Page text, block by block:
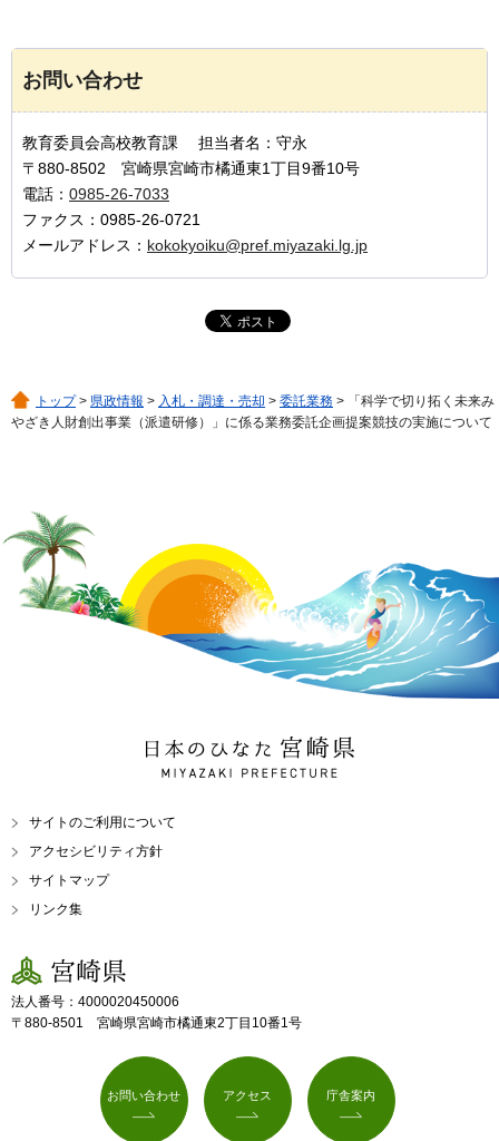
お問い合わせ
教育委員会高校教育課 担当者名：守永
〒880-8502 宮崎県宮崎市橘通東1丁目9番10号
電話： 0985-26-7033
ファクス：0985-26-0721
メールアドレス： kokokyoiku@pref.miyazaki.lg.jp
トップ> 県政情報 > 入札・調達・売却 > 委託業務 > 「科学で切り拓く未来み
やざき人財創出事業（派遣研修）」に係る業務委託企画提案競技の実施について
日本のひなた 宮崎県
MIYAZAKI PREFECTURE
サイトのご利用について
アクセシビリティ方針
サイトマップ
リンク集
宮崎県
法人番号：4000020450006
〒880-8501 宮崎県宮崎市橘通東2丁目10番1号
お問い合わせ アクセス 庁舎案内